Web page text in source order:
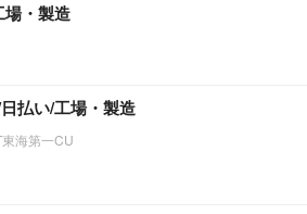
場・製造
払い/工場・製造
海第一CU